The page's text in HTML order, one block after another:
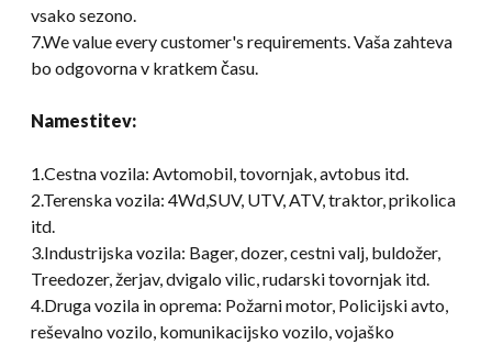
vsako sezono.
7.We value every customer's requirements . Vaša zahteva
bo odgovorna v kratkem času.
Namestitev:
1.Cestna vozila: Avtomobil, tovornjak, avtobus itd.
2.Terenska vozila: 4Wd,SUV, UTV, ATV, traktor, prikolica
itd.
3.Industrijska vozila: Bager, dozer, cestni valj, buldožer,
Treedozer, žerjav, dvigalo vilic, rudarski tovornjak itd.
4.Druga vozila in oprema: Požarni motor, Policijski avto,
reševalno vozilo, komunikacijsko vozilo, vojaško